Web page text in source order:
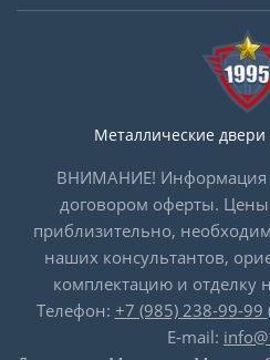
Металлические двери
ВНИМАНИЕ! Информация
договором оферты.
приблизительно,
наших консультантов,
комплектацию и отделку
Телефон: +7 (985) 238-99-99
E-mail: